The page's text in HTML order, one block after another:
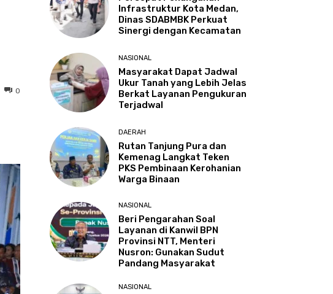
0
Infrastruktur Kota Medan,
Dinas SDABMBK Perkuat
Sinergi dengan Kecamatan
NASIONAL
Masyarakat Dapat Jadwal
Ukur Tanah yang Lebih Jelas
Berkat Layanan Pengukuran
Terjadwal
DAERAH
Rutan Tanjung Pura dan
Kemenag Langkat Teken
PKS Pembinaan Kerohanian
Warga Binaan
NASIONAL
Beri Pengarahan Soal
Layanan di Kanwil BPN
Provinsi NTT, Menteri
Nusron: Gunakan Sudut
Pandang Masyarakat
NASIONAL